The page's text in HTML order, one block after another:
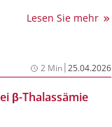
Phase-III-
Lesen Sie mehr
2 Min|25.04.2026
β-Thalassämie